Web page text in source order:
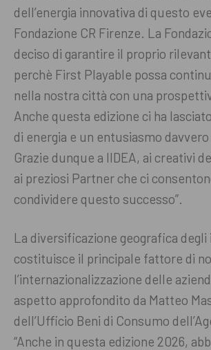
dell’energia innovativa di questo
Fondazione CR Firenze. La
deciso di garantire il proprio
perchè First Playable possa
nella nostra città con una
Anche questa edizione ci ha
di energia e un entusiasmo davvero
Grazie dunque a IIDEA, ai creativi
ai preziosi Partner che ci
condividere questo successo”.
La diversificazione geografica
costituisce il principale fattore di
l’internazionalizzazione delle
aspetto approfondito da Matteo
dell’Ufficio Beni di Consumo
“Anche in questa edizione 2026,